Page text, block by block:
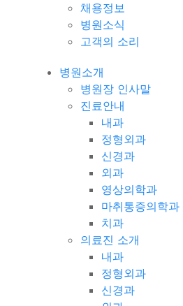
채용정보
병원소식
고객의 소리
병원소개
병원장 인사말
진료안내
내과
정형외과
신경과
외과
영상의학과
마취통증의학과
치과
의료진 소개
내과
정형외과
신경과